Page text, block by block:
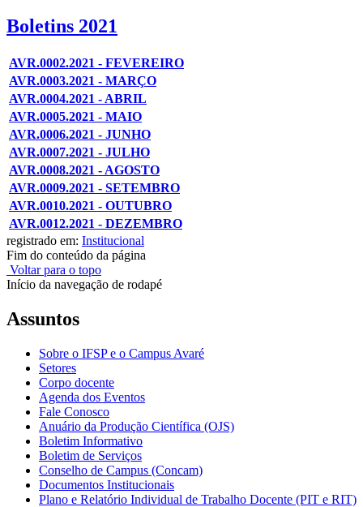
Boletins 2021
AVR.0002.2021 - FEVEREIRO
AVR.0003.2021 - MARÇO
AVR.0004.2021 - ABRIL
AVR.0005.2021 - MAIO
AVR.0006.2021 - JUNHO
AVR.0007.2021 - JULHO
AVR.0008.2021 - AGOSTO
AVR.0009.2021 - SETEMBRO
AVR.0010.2021 - OUTUBRO
AVR.0012.2021 - DEZEMBRO
registrado em: Institucional
Fim do conteúdo da página
Voltar para o topo
Início da navegação de rodapé
Assuntos
Sobre o IFSP e o Campus Avaré
Setores
Corpo docente
Agenda dos Eventos
Fale Conosco
Anuário da Produção Científica (OJS)
Boletim Informativo
Boletim de Serviços
Conselho de Campus (Concam)
Documentos Institucionais
Plano e Relatório Individual de Trabalho Docente (PIT e RIT)